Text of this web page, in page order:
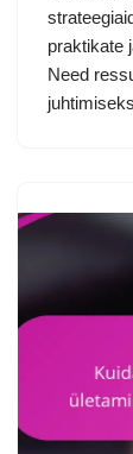
praktikate
Need